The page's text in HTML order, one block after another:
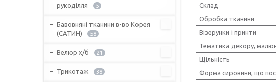
Склад
Обробка тканини
Візерунки і принти
Тематика декору,
Щільність
Форма сировини, що
рукоділля
5
Бавовняні тканини в-во Корея
(САТИН)
58
Велюр х/б 21
Трикотаж 38